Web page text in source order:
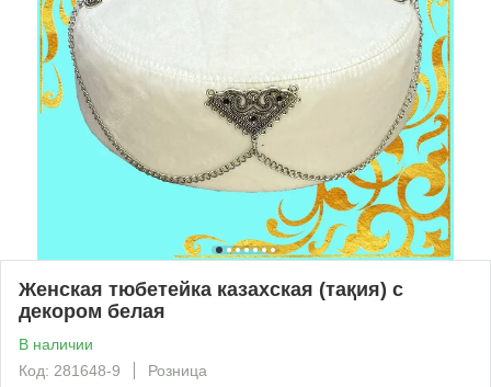
Женская тюбетейка казахская (тақия) с
декором белая
В наличии
Код: 281648-9
Розница